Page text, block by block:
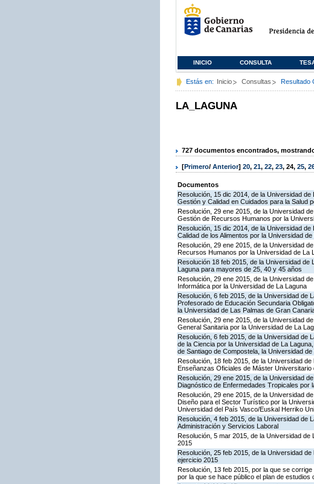
INICIO CONSULTA
Estás en: Inicio Consultas Resultado
LA_LAGUNA
727 documentos encontrados,
[Primero/ Anterior] 20, 21, 22, 23, 24, 25,
Documentos
Resolución, 15 dic 2014, de la Universidad
Gestión y Calidad en Cuidados para la Salud
Resolución, 29 ene 2015, de la Universidad
Gestión de Recursos Humanos por la
Resolución, 15 dic 2014, de la Universidad
Calidad de los Alimentos por la Universidad de
Resolución, 29 ene 2015, de la Universidad
Recursos Humanos por la Universidad de La
Resolución 18 feb 2015, de la Universidad
Laguna para mayores de 25, 40 y 45 años
Resolución, 29 ene 2015, de la Universidad
Informática por la Universidad de La Laguna
Resolución, 6 feb 2015, de la Universidad de
Profesorado de Educación Secundaria
la Universidad de Las Palmas de Gran
Resolución, 29 ene 2015, de la Universidad
General Sanitaria por la Universidad de La
Resolución, 6 feb 2015, de la Universidad de
de la Ciencia por la Universidad de La
de Santiago de Compostela, la Universidad
Resolución, 18 feb 2015, de la Universidad
Enseñanzas Oficiales de Máster
Resolución, 29 ene 2015, de la Universidad
Diagnóstico de Enfermedades Tropicales por
Resolución, 29 ene 2015, de la Universidad
Diseño para el Sector Turístico por la
Universidad del País Vasco/Euskal Herriko
Resolución, 4 feb 2015, de la Universidad de
Administración y Servicios Laboral
Resolución, 5 mar 2015, de la Universidad
2015
Resolución, 25 feb 2015, de la Universidad
ejercicio 2015
Resolución, 13 feb 2015, por la que se
por la que se hace público el plan de